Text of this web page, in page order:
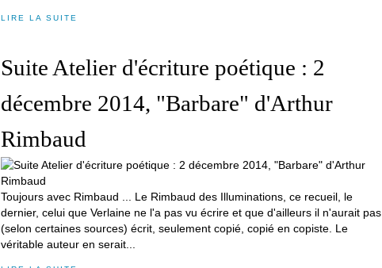
LIRE LA SUITE
Suite Atelier d'écriture poétique : 2
décembre 2014, "Barbare" d'Arthur
Rimbaud
Toujours avec Rimbaud ... Le Rimbaud des Illuminations, ce recueil, le
dernier, celui que Verlaine ne l'a pas vu écrire et que d'ailleurs il n'aurait pas
(selon certaines sources) écrit, seulement copié, copié en copiste. Le
véritable auteur en serait...